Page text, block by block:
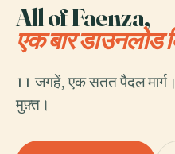
All of Faenza,
एक बार डाउनलोड
11 जगहें, एक सतत पैदल
मुफ़्त।